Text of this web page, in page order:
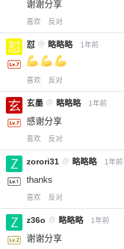
谢谢分享
喜欢 反对
怼 @ 略略略 1年前
喜欢 反对
玄墨 @ 略略略 1年前
感谢分享
喜欢 反对
zorori31 @ 略略略 1年前
thanks
喜欢 反对
z36o @ 略略略 1年前
谢谢分享